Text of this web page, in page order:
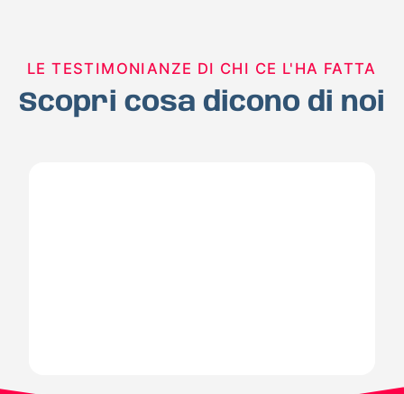
LE TESTIMONIANZE DI CHI CE L'HA FATTA
Scopri cosa dicono di noi